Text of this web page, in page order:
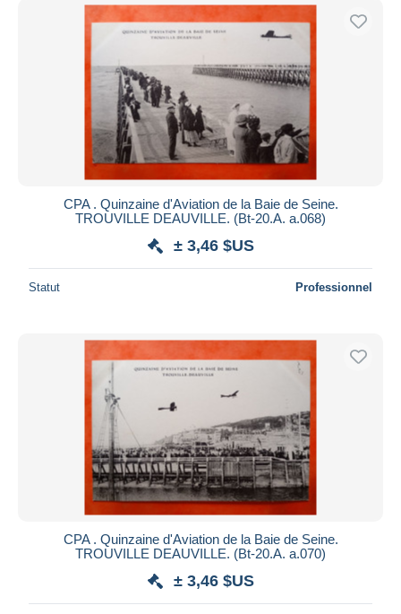
CPA . Quinzaine d'Aviation de la Baie de Seine.
TROUVILLE DEAUVILLE. (Bt-20.A. a.068)
± 3,46 $US
Statut Professionnel
CPA . Quinzaine d'Aviation de la Baie de Seine.
TROUVILLE DEAUVILLE. (Bt-20.A. a.070)
± 3,46 $US